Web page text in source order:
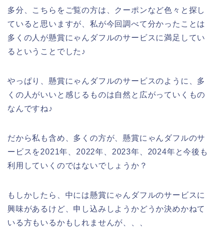
多分、こちらをご覧の方は、クーポンなど色々と探し
ていると思いますが、私が今回調べて分かったことは
多くの人が懸賞にゃんダフルのサービスに満足してい
るということでした♪
やっぱり、懸賞にゃんダフルのサービスのように、多
くの人がいいと感じるものは自然と広がっていくもの
なんですね♪
だから私も含め、多くの方が、懸賞にゃんダフルのサ
ービスを2021年、2022年、2023年、2024年と今後も
利用していくのではないでしょうか？
もしかしたら、中には懸賞にゃんダフルのサービスに
興味があるけど、申し込みしようかどうか決めかねて
いる方もいるかもしれませんが、、、